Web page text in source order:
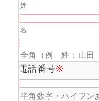
姓
名
全角（例 姓：山田
電話番号※
半角数字・ハイフ